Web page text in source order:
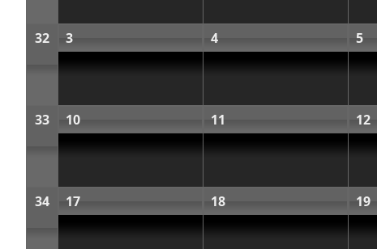
32 3 4 5
33 10 11 12
34 17 18 19